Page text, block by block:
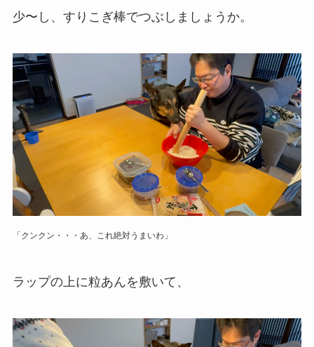
少〜し、すりこぎ棒でつぶしましょうか。
「クンクン・・・あ、これ絶対うまいわ」
ラップの上に粒あんを敷いて、